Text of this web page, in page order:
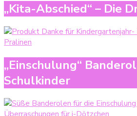
„Kita-Abschied“ – Die
„Einschulung“
Schulkinder